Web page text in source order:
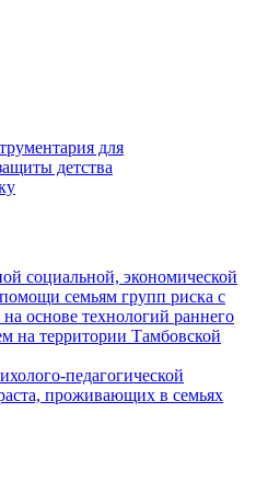
для
детства
социальной, экономической
семьям групп риска с
основе технологий раннего
на территории Тамбовской
педагогической
проживающих в семьях